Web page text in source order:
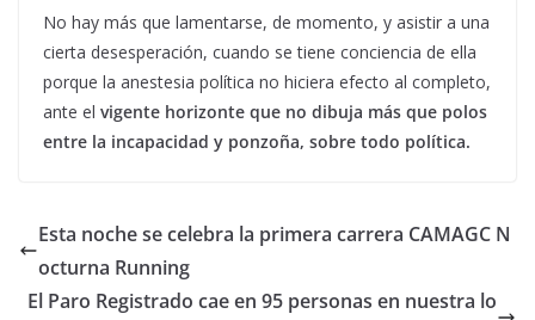
No hay más que lamentarse, de momento, y asistir a una
cierta desesperación, cuando se tiene conciencia de ella
porque la anestesia política no hiciera efecto al completo,
ante el vigente horizonte que no dibuja más que polos
entre la incapacidad y ponzoña, sobre todo política.
Esta noche se celebra la primera carrera CAMAGC N
octurna Running
El Paro Registrado cae en 95 personas en nuestra lo